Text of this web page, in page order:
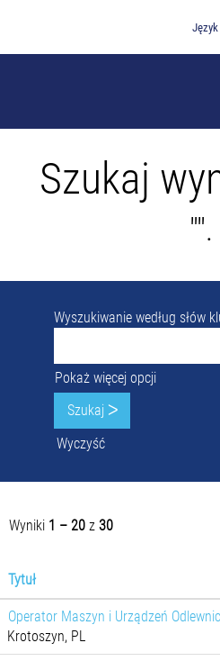
Język
Szukaj
"".
Wyszukiwanie według słów
Pokaż więcej opcji
Wyczyść
Wyniki 1 – 20 z 30
Tytuł
Operator Maszyn i Urządzeń
Krotoszyn, PL